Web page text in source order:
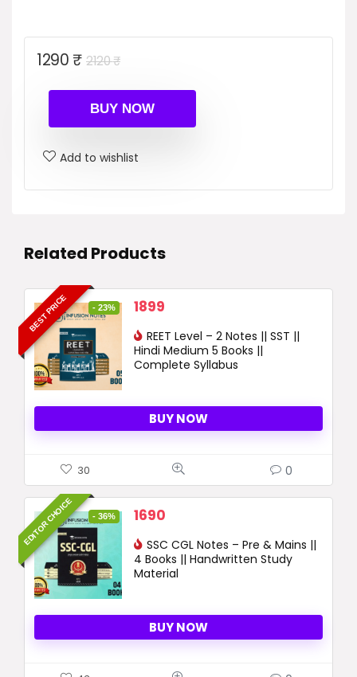
2120₹Original
was:
2120 ₹.
1290 ₹
Current
is:
1290 ₹.
BUY NOW
Add to wishlist
Related Products
BEST PRICE - 23%
Original
was:
2480 ₹.
1899
is:
1899 ₹.
REET Level – 2 Notes || SST ||
Hindi Medium 5 Books ||
Complete Syllabus
BUY NOW
30 0
EDITOR CHOICE - 36%
Original
was:
2650 ₹.
1690
is:
1690 ₹.
SSC CGL Notes – Pre & Mains ||
4 Books || Handwritten Study
Material
BUY NOW